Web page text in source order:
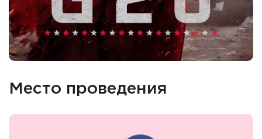
Место проведения